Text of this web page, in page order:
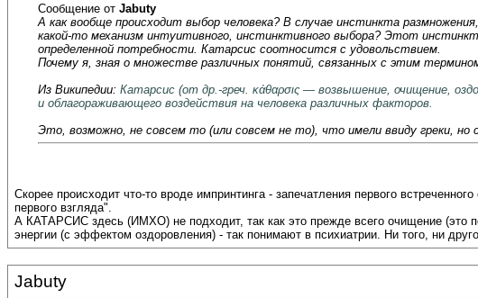
Сообщение от Jabuty
А как вообще происходит выбор человека? В случае инстинкта
какой-то механизм интуитивного, инстинктивного выбора? Этот
определенной потребности. Катарсис соотносится с удовольствием.
Почему я, зная о множестве различных понятий, связанных с этим
Из Википедии: Катарсис (от др.-греч. κάθαρσις — возвышение, очищение,
и облагораживающего воздействия на человека различных факторов.
Это, возможно, не совсем то (или совсем не то), что имели ввиду греки,
Скорее происходит что-то вроде импринтинга - запечатления первого
первого взгляда".
А КАТАРСИС здесь (ИМХО) не подходит, так как это прежде всего очищение (это
энергии (с эффектом оздоровления) - так понимают в психиатрии. Ни того, ни
Jabuty